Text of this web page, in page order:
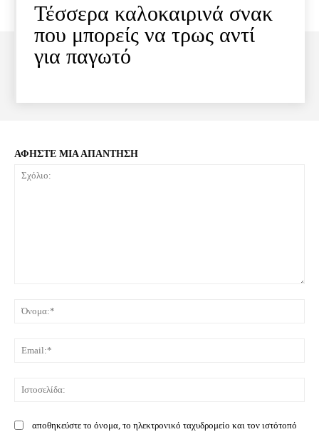
Τέσσερα καλοκαιρινά σνακ
που μπορείς να τρως αντί
για παγωτό
ΑΦΗΣΤΕ ΜΙΑ ΑΠΑΝΤΗΣΗ
αποθηκεύστε το όνομα, το ηλεκτρονικό ταχυδρομείο και τον ιστότοπό